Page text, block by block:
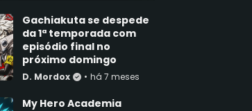
Gachiakuta se despede
da 1ª temporada com
episódio final no
próximo domingo
D. Mordox • há 7 meses
My Hero Academia